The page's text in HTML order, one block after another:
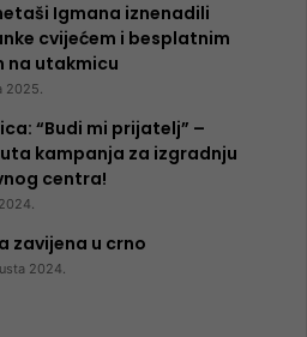
Igmana iznenadili
cvijećem i besplatnim
na utakmicu
2025.
“Budi mi prijatelj” –
kampanja za izgradnju
centra!
zavijena u crno
2024.